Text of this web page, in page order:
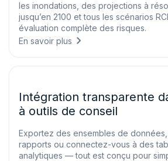
les inondations, des projections à
jusqu’en 2100 et tous les scénarios
évaluation complète des risques.
En savoir plus
Intégration transparente
à outils de conseil
Exportez des ensembles de
rapports ou connectez-vous à des
analytiques — tout est conçu pour